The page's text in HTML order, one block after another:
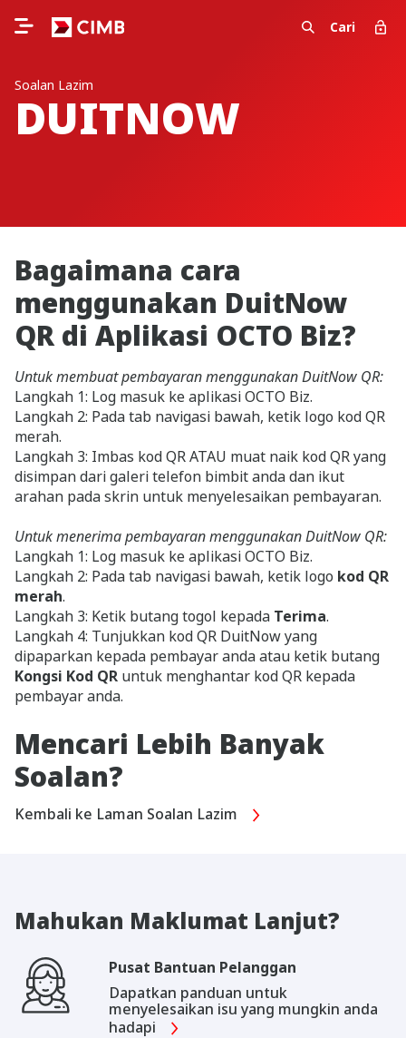
Cari
Soalan Lazim
DUITNOW
Bagaimana cara
menggunakan DuitNow
QR di Aplikasi OCTO Biz?
Untuk membuat pembayaran menggunakan DuitNow QR:
Langkah 1: Log masuk ke aplikasi OCTO Biz.
Langkah 2: Pada tab navigasi bawah, ketik logo kod QR
merah.
Langkah 3: Imbas kod QR ATAU muat naik kod QR yang
disimpan dari galeri telefon bimbit anda dan ikut
arahan pada skrin untuk menyelesaikan pembayaran.
Untuk menerima pembayaran menggunakan DuitNow QR:
Langkah 1: Log masuk ke aplikasi OCTO Biz.
Langkah 2: Pada tab navigasi bawah, ketik logo kod QR
merah.
Langkah 3: Ketik butang togol kepada Terima.
Langkah 4: Tunjukkan kod QR DuitNow yang
dipaparkan kepada pembayar anda atau ketik butang
Kongsi Kod QR untuk menghantar kod QR kepada
pembayar anda.
Mencari Lebih Banyak
Soalan?
Kembali ke Laman Soalan Lazim
Mahukan Maklumat Lanjut?
Pusat Bantuan Pelanggan
Dapatkan panduan untuk
menyelesaikan isu yang mungkin anda
hadapi